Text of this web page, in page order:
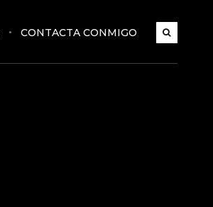
CONTACTA CONMIGO